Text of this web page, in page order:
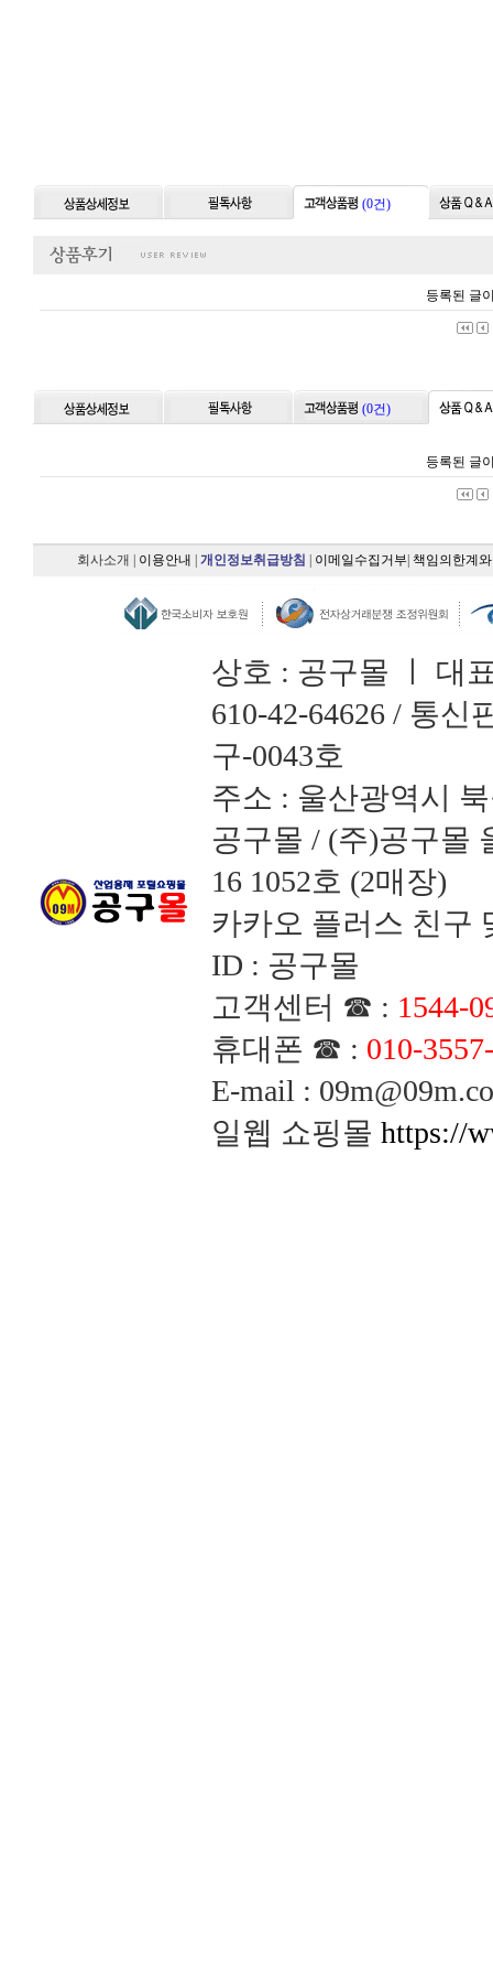
(0건)
등록된 글
(0건)
등록된 글
회사소개 이용안내 개인정보취급방침 이메일수집거부 책임의한계
상호 : 공구몰 ㅣ 대
610-42-64626 / 통신
구-0043호
주소 : 울산광역시
공구몰 / (주)공구몰
16 1052호 (2매장)
카카오 플러스 친구
ID : 공구몰
고객센터 ☎ : 1544-
휴대폰 ☎ : 010-
E-mail :
일웹 쇼핑몰 https://